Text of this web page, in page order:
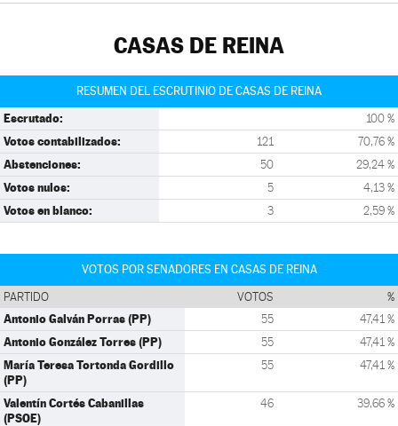
CASAS DE REINA
RESUMEN DEL ESCRUTINIO DE CASAS DE REINA
Escrutado: 100 %
Votos contabilizados: 121 70,76 %
Abstenciones: 50 29,24 %
Votos nulos: 5 4,13 %
Votos en blanco: 3 2,59 %
VOTOS POR SENADORES EN CASAS DE REINA
PARTIDO VOTOS %
Antonio Galván Porras (PP) 55 47,41 %
Antonio González Torres (PP) 55 47,41 %
María Teresa Tortonda Gordillo
(PP)
55 47,41 %
Valentín Cortés Cabanillas
(PSOE)
46 39,66 %